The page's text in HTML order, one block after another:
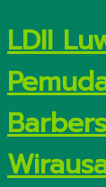
LDII